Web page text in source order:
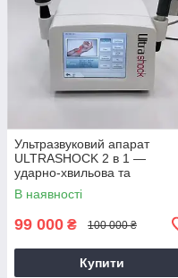
Ультразвуковий апарат
ULTRASHOCK 2 в 1 —
ударно-хвильова та
ультразвукова терапія для
зняття болю
В наявності
99 000 ₴ 100 000 ₴
Купити